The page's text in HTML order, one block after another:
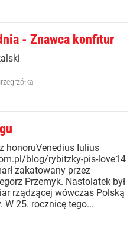
- Znawca konfitur
honoruVenedius Iulius
blog/rybitzky-pis-love14
zakatowany przez
Przemyk. Nastolatek był
rządzącej wówczas Polską
W 25. rocznicę tego...